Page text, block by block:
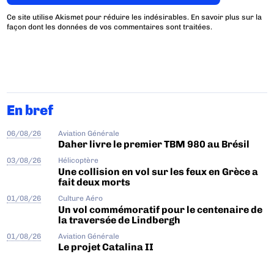
Ce site utilise Akismet pour réduire les indésirables. En savoir plus sur la
façon dont les données de vos commentaires sont traitées.
En bref
06/08/26 Aviation Générale
Daher livre le premier TBM 980 au Brésil
03/08/26 Hélicoptère
Une collision en vol sur les feux en Grèce a
fait deux morts
01/08/26 Culture Aéro
Un vol commémoratif pour le centenaire de
la traversée de Lindbergh
01/08/26 Aviation Générale
Le projet Catalina II